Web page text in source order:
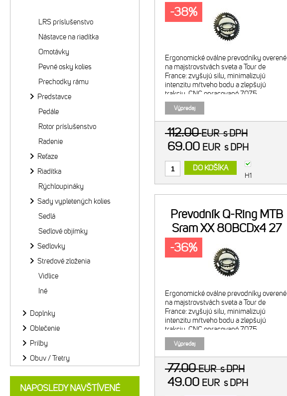
Ergonomické oválne prevodníky overené
na majstrovstvách sveta a Tour de
France: zvyšujú silu, minimalizujú
intenzitu mŕtveho bodu a zlepšujú
trakciu. CNC opracované 7075
alumínium. Tvrdo anodizované - čierny.
Vonkajší prevodník 40t/ 120BCD.
Kompatib
Výpredaj
-38%
112.00EURs DPH
69.00 EUR s DPH
DO KOŠÍKA
H1
Prevodník Q-Ring MTB
Sram XX 80BCDx4 27
Ergonomické oválne prevodníky overené
na majstrovstvách sveta a Tour de
France: zvyšujú silu, minimalizujú
intenzitu mŕtveho bodu a zlepšujú
trakciu. CNC opracované 7075
alumínium. Tvrdo anodizované - čierny.
Vnútorný prevodník 27t/ 80BCD.
Kompatibi
Výpredaj
-36%
77.00EURs DPH
49.00 EUR s DPH
LRS príslušenstvo
Nástavce na riadítka
Omotávky
Pevné osky kolies
Prechodky rámu
Predstavce
Pedále
Rotor príslušenstvo
Radenie
Reťaze
Riadítka
Rýchloupináky
Sady vypletených kolies
Sedlá
Sedlové objímky
Sedlovky
Stredové zloženia
Vidlice
Iné
Doplnky
Oblečenie
Prilby
Obuv / Tretry
NAPOSLEDY NAVŠTÍVENÉ